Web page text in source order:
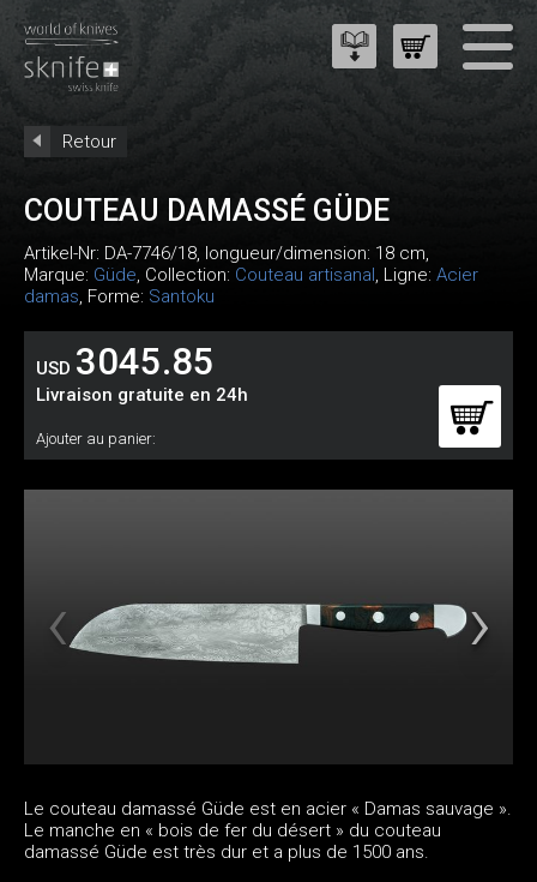
Retour
COUTEAU DAMASSÉ GÜDE
Artikel-Nr: DA-7746/18, longueur/dimension: 18 cm,
Marque: Güde, Collection: Couteau artisanal, Ligne: Acier
damas, Forme: Santoku
USD 3045.85
Livraison gratuite en 24h
Ajouter au panier:
Le couteau damassé Güde est en acier « Damas sauvage ».
Le manche en « bois de fer du désert » du couteau
damassé Güde est très dur et a plus de 1500 ans.